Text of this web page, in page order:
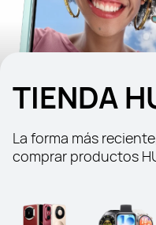
TIENDA
La forma más
comprar productos